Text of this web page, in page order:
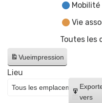
Mobilité
Vie
Toutes les
Vueimpression
Créer
un
vers
Lieu